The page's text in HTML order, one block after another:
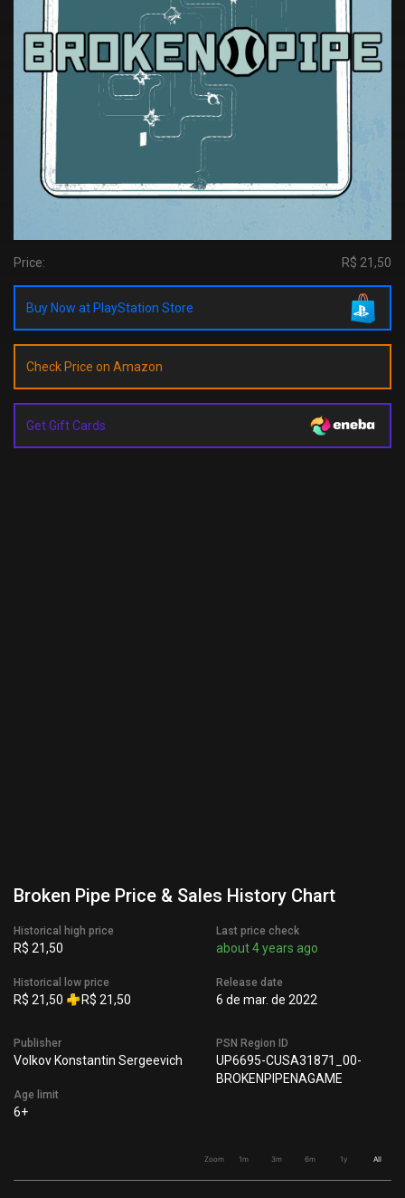
Price: R$ 21,50
Buy Now at PlayStation Store
Check Price on Amazon
Get Gift Cards
Broken Pipe Price & Sales History Chart
Historical high price
R$ 21,50
Historical low price
R$ 21,50 R$ 21,50
Last price check
about 4 years ago
Release date
6 de mar. de 2022
Publisher
Volkov Konstantin Sergeevich
Age limit
6+
PSN Region ID
UP6695-CUSA31871_00-
BROKENPIPENAGAME
Zoom 1m 3m 6m 1y All